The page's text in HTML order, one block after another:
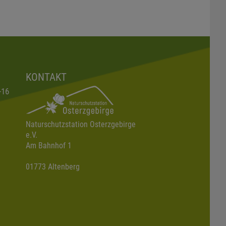
KONTAKT
Naturschutzstation Osterzgebirge
e.V.
Am Bahnhof 1
01773 Altenberg